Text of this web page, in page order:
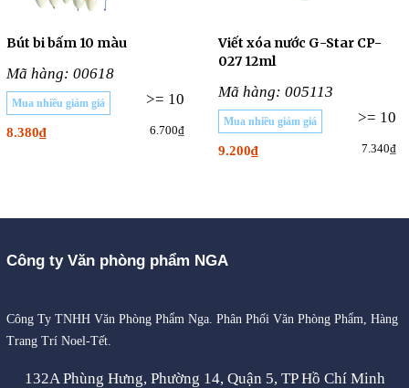
Bút bi bấm 10 màu
Mã hàng: 00618
>= 10
Mua nhiều giảm giá
8.380₫ 6.700₫
Viết xóa nước G-Star CP-
027 12ml
Mã hàng: 005113
Mua nhiều giảm giá >= 10
9.200₫ 7.340₫
Công ty Văn phòng phẩm NGA
Công Ty TNHH Văn Phòng Phẩm Nga. Phân Phối Văn Phòng Phẩm, Hàng
Trang Trí Noel-Tết.
132A Phùng Hưng, Phường 14, Quận 5, TP Hồ Chí Minh